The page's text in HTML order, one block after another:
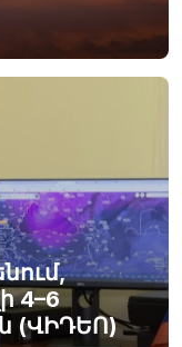
4–6
(ՎԻԴԵՈ)